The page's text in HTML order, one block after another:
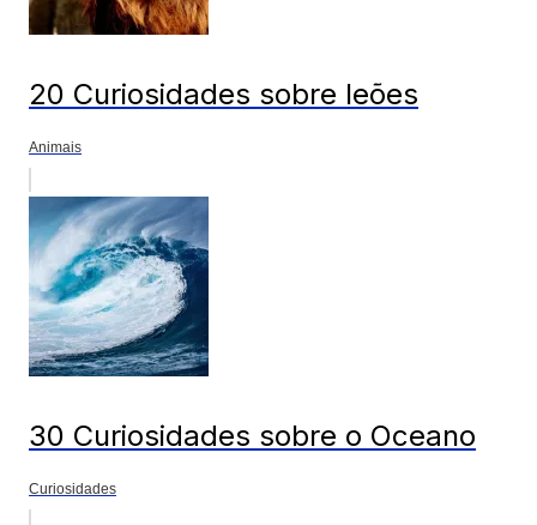
20 Curiosidades sobre leões
Animais
30 Curiosidades sobre o Oceano
Curiosidades